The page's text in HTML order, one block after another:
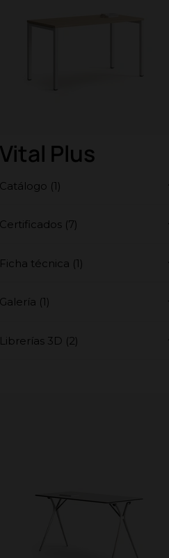
Vital Plus
Catálogo (1)
Certificados (7)
Ficha técnica (1)
Galería (1)
Librerías 3D (2)